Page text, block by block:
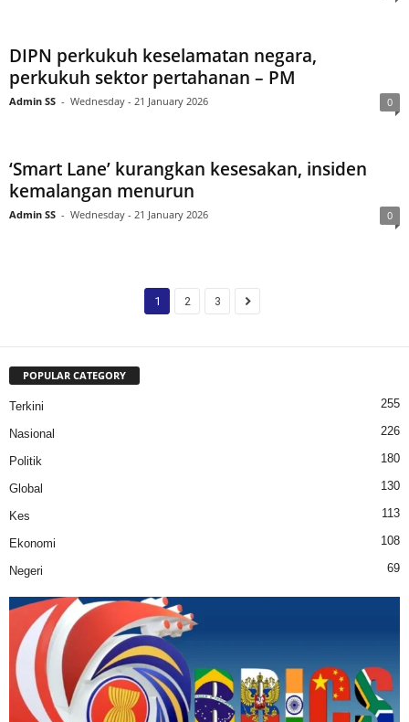
DIPN perkukuh keselamatan negara,
perkukuh sektor pertahanan – PM
Admin SS - Wednesday - 21 January 2026 0
‘Smart Lane’ kurangkan kesesakan, insiden
kemalangan menurun
Admin SS - Wednesday - 21 January 2026 0
1 2 3
POPULAR CATEGORY
Terkini 255
Nasional 226
Politik 180
Global 130
Kes 113
Ekonomi 108
Negeri 69